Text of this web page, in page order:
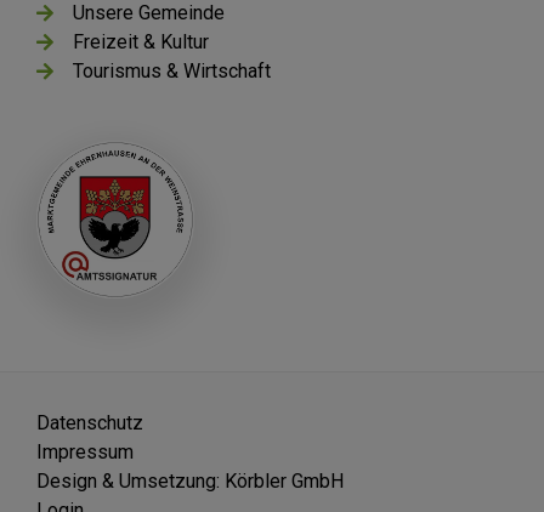
Unsere Gemeinde
Freizeit & Kultur
Tourismus & Wirtschaft
Datenschutz
Impressum
Design & Umsetzung: Körbler GmbH